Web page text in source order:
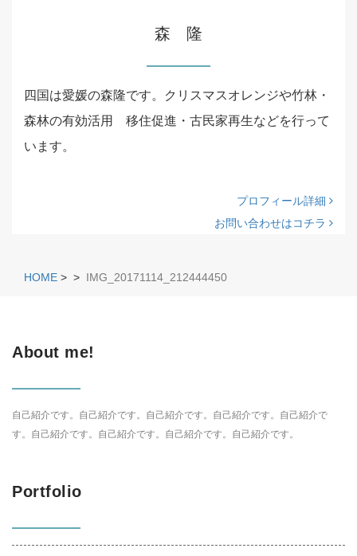
森 隆
四国は愛媛の森隆です。クリスマスオレンジや竹林・
森林の有効活用 移住促進・古民家再生などを行って
います。
プロフィール詳細
お問い合わせはコチラ
HOME > > IMG_20171114_212444450
About me!
自己紹介です。自己紹介です。自己紹介です。自己紹介です。自己紹介で
す。自己紹介です。自己紹介です。自己紹介です。自己紹介です。
Portfolio